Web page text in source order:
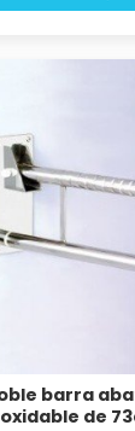
barra
de